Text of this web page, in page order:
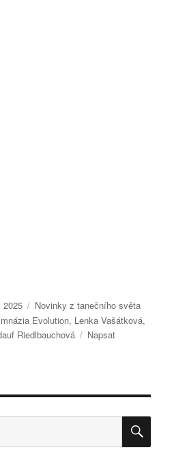
2025 Rubriky:
Novinky z tanečního světa
Evolution, Lenka Vašátková,
Riedlbauchová
Napsat